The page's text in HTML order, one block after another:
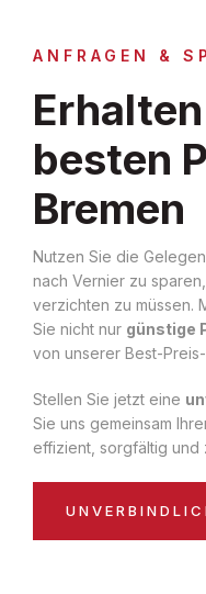
ANFRAGEN &
besten
Bremen
Nutzen Sie die
nach Vernier zu
verzichten zu müssen.
Sie nicht nur günstige
von unserer Best-
Stellen Sie jetzt eine
Sie uns gemeinsam
effizient, sorgfältig und